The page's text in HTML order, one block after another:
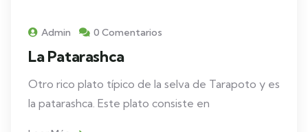
Admin 0 Comentarios
La Patarashca
Otro rico plato típico de la selva de Tarapoto y es
la patarashca. Este plato consiste en